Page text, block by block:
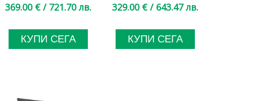
369.00 € / 721.70 лв.
КУПИ СЕГА
329.00 € / 643.47 лв.
КУПИ СЕГА